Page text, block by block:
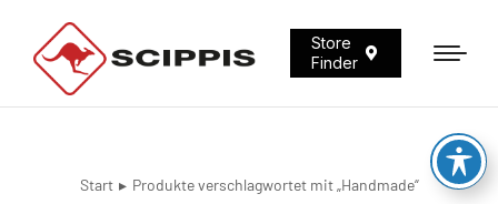
Store
Finder
Sie befinden sich hier:
Start Produkte verschlagwortet mit „Handmade“